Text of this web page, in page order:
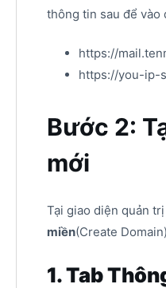
thông tin sau để vào
https://
https://you-ip-
Bước 2:
mới
Tại giao diện quản
miền(Create Domain)
1. Tab